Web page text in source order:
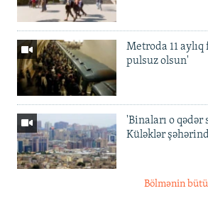
Metroda 11 aylıq
pulsuz olsun'
'Binaları o
Küləklər
Bölmənin